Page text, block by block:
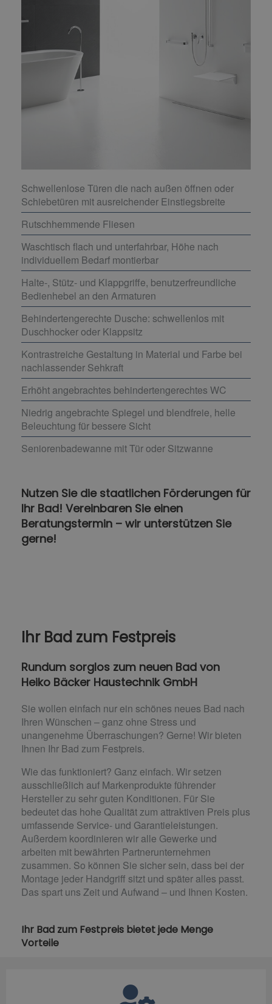
Schwellenlose Türen die nach außen öffnen oder
Schiebetüren mit ausreichender Einstiegsbreite
Rutschhemmende Fliesen
Waschtisch flach und unterfahrbar, Höhe nach
individuellem Bedarf montierbar
Halte-, Stütz- und Klappgriffe, benutzerfreundliche
Bedienhebel an den Armaturen
Behindertengerechte Dusche: schwellenlos mit
Duschhocker oder Klappsitz
Kontrastreiche Gestaltung in Material und Farbe bei
nachlassender Sehkraft
Erhöht angebrachtes behindertengerechtes WC
Niedrig angebrachte Spiegel und blendfreie, helle
Beleuchtung für bessere Sicht
Seniorenbadewanne mit Tür oder Sitzwanne
Nutzen Sie die staatlichen Förderungen für
Ihr Bad! Vereinbaren Sie einen
Beratungstermin – wir unterstützen Sie
gerne!
Ihr Bad zum Festpreis
Rundum sorglos zum neuen Bad von
Heiko Bäcker Haustechnik GmbH
Sie wollen einfach nur ein schönes neues Bad nach
Ihren Wünschen – ganz ohne Stress und
unangenehme Überraschungen? Gerne! Wir bieten
Ihnen Ihr Bad zum Festpreis.
Wie das funktioniert? Ganz einfach. Wir setzen
ausschließlich auf Markenprodukte führender
Hersteller zu sehr guten Konditionen. Für Sie
bedeutet das hohe Qualität zum attraktiven Preis plus
umfassende Service- und Garantieleistungen.
Außerdem koordinieren wir alle Gewerke und
arbeiten mit bewährten Partnerunternehmen
zusammen. So können Sie sicher sein, dass bei der
Montage jeder Handgriff sitzt und später alles passt.
Das spart uns Zeit und Aufwand – und Ihnen Kosten.
Ihr Bad zum Festpreis bietet jede Menge
Vorteile